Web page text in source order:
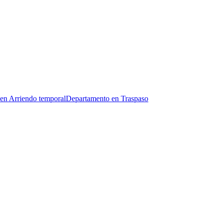
Arriendo temporalDepartamento en Traspaso